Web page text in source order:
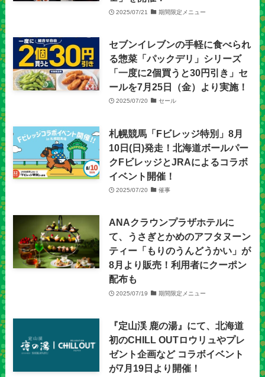
2025/07/21 期間限定メニュー
セブンイレブンの手軽に食べられ
る惣菜「パックデリ」シリーズ
「一度に2個買うと30円引き」セ
ールを7月25日（金）より実施！
2025/07/20 セール
札幌競馬「Fビレッジ特別」8月
10日(日)発走！北海道ボールパー
クFビレッジとJRAによるコラボ
イベント開催！
2025/07/20 催事
ANAクラウンプラザホテルに
て、うさぎとかめのアフタヌーン
ティー「もりのうんどうかい」が
8月より販売！利用者にクーポン
配布も
2025/07/19 期間限定メニュー
『定山渓 鹿の湯』にて、北海道
初のCHILL OUTロウリュやプレ
ゼント企画など コラボイベント
が7月19日より開催！